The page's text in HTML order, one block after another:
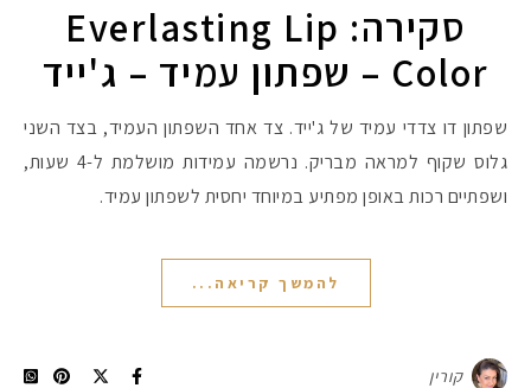
סקירה: Everlasting Lip
Color – שפתון עמיד – ג'ייד
שפתון דו צדדי עמיד של ג'ייד. צד אחד השפתון העמיד, בצד השני
גלוס שקוף למראה מבריק. נרשמה עמידות מושלמת ל-4 שעות,
ושפתיים רכות באופן מפתיע במיוחד יחסית לשפתון עמיד.
להמשך קריאה...
קורין